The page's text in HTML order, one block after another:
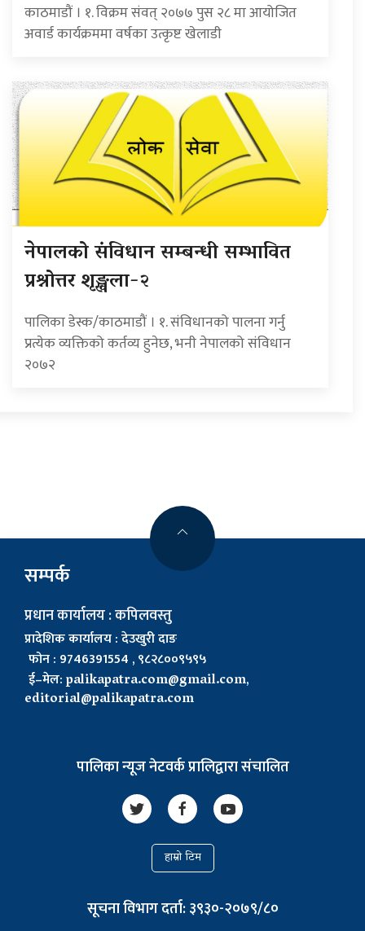
काठमाडौं । १. विक्रम संवत् २०७७ पुस २८ मा आयोजित
अवार्ड कार्यक्रममा वर्षका उत्कृष्ट खेलाडी
नेपालको संविधान सम्बन्धी सम्भावित
प्रश्नोत्तर शृङ्खला-२
पालिका डेस्क/काठमाडौं । १. संविधानको पालना गर्नु
प्रत्येक व्यक्तिको कर्तव्य हुनेछ, भनी नेपालको संविधान
२०७२
सम्पर्क
प्रधान कार्यालय : कपिलवस्तु
प्रादेशिक कार्यालय : देउखुरी दाङ
फोन : 9746391554 , ९८२८००९५९५
ई–मेल:palikapatra.com@gmail.com,
editorial@palikapatra.com
पालिका न्यूज नेटवर्क प्रालिद्वारा संचालित
हाम्रो टिम
सूचना विभाग दर्ता: ३९३०-२०७९/८०